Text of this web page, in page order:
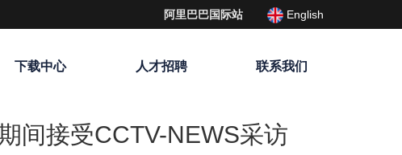
下载中心 人才招聘 联系我们
English
阿里巴巴国际站
间接受CCTV-NEWS采访